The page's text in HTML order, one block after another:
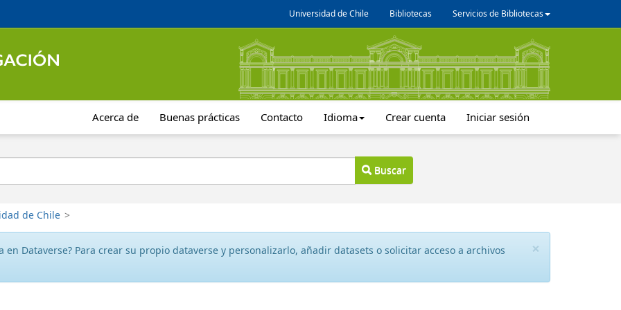
Universidad de Chile Bibliotecas Servicios de Bibliotecas
Acerca de Buenas prácticas Contacto Idioma Crear cuenta Iniciar sesión
Buscar
de Chile >
×
en Dataverse? Para crear su propio dataverse y personalizarlo, añadir datasets o solicitar acceso a archivos